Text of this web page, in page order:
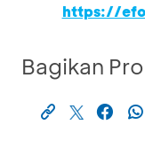
https://
Bagikan